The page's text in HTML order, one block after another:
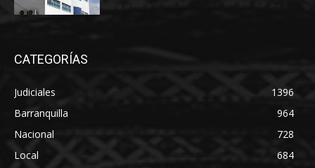
CATEGORÍAS
Judiciales
1396
Barranquilla
964
Nacional
728
Local
684